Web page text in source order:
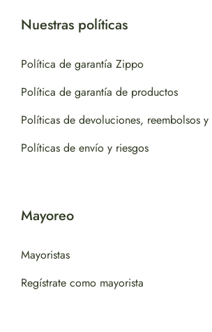
Nuestras políticas
Política de garantía Zippo
Política de garantía de productos
Políticas de devoluciones, reembolsos y
Políticas de envío y riesgos
Mayoreo
Mayoristas
Regístrate como mayorista